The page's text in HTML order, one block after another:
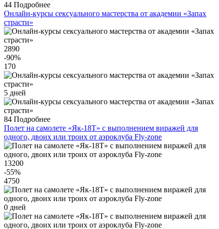
44 Подробнее
Онлайн-курсы сексуального мастерства от академии «Запах
страсти»
2890
-90%
170
5 дней
84 Подробнее
Полет на самолете «Як-18Т» с выполнением виражей для
одного, двоих или троих от аэроклуба Fly-zone
13200
-55%
4750
0 дней